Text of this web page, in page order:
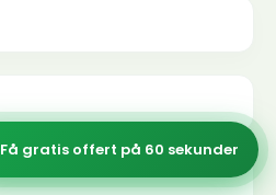
Få gratis offert på 60 sekunder